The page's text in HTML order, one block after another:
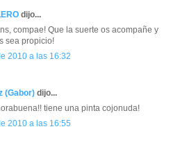
dijo...
compae! Que la suerte os acompañe y
sea propicio!
2010 a las 16:32
(Gabor) dijo...
tiene una pinta cojonuda!
2010 a las 16:55